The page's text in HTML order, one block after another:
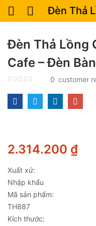
Đèn Thả Lồng
Cafe – Đèn
0 customer
2.314.200 ₫
Xuất xứ:
Nhập khẩu
Mã sản phẩm:
TH887
Kích thước: